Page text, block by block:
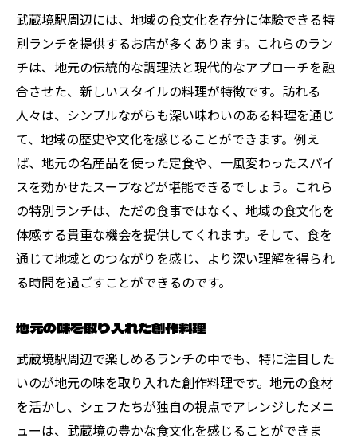
武蔵境駅周辺には、地域の食文化を存分に体験できる特
別ランチを提供するお店が多くあります。これらのラン
チは、地元の伝統的な調理法と現代的なアプローチを融
合させた、新しいスタイルの料理が特徴です。訪れる
人々は、シンプルながらも深い味わいのある料理を通じ
て、地域の歴史や文化を感じることができます。例え
ば、地元の名産品を使った定食や、一風変わったスパイ
スを効かせたスープなどが堪能できるでしょう。これら
の特別ランチは、ただの食事ではなく、地域の食文化を
体感する貴重な機会を提供してくれます。そして、食を
通じて地域とのつながりを感じ、より深い理解を得られ
る時間を過ごすことができるのです。
地元の味を取り入れた創作料理
武蔵境駅周辺で楽しめるランチの中でも、特に注目した
いのが地元の味を取り入れた創作料理です。地元の食材
を活かし、シェフたちが独自の視点でアレンジしたメニ
ューは、武蔵境の豊かな食文化を感じることができま